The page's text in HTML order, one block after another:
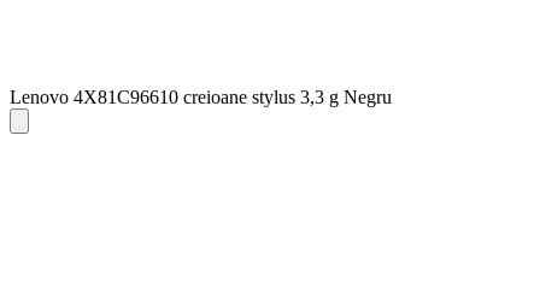
Lenovo 4X81C96610 creioane stylus 3,3 g Negru